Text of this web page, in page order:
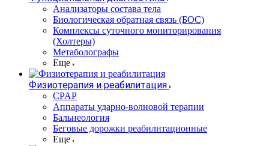
Анализаторы состава тела
Биологическая обратная связь (БОС)
Комплексы суточного мониторирования
(Холтеры)
Метаболографы
Еще
Физиотерапия и реабилитация
CPAP
Аппараты ударно-волновой терапии
Бальнеология
Беговые дорожки реабилитационные
Еще